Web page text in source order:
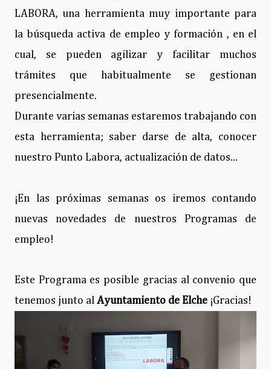
LABORA, una herramienta muy importante para
la búsqueda activa de empleo y formación , en el
cual, se pueden agilizar y facilitar muchos
trámites que habitualmente se gestionan
presencialmente.
Durante varias semanas estaremos trabajando con
esta herramienta; saber darse de alta, conocer
nuestro Punto Labora, actualización de datos...
¡En las próximas semanas os iremos contando
nuevas novedades de nuestros Programas de
empleo!
Este Programa es posible gracias al convenio que
tenemos junto al Ayuntamiento de Elche ¡Gracias!